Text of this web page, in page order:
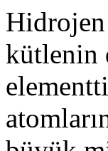
Hidrojen
kütlenin